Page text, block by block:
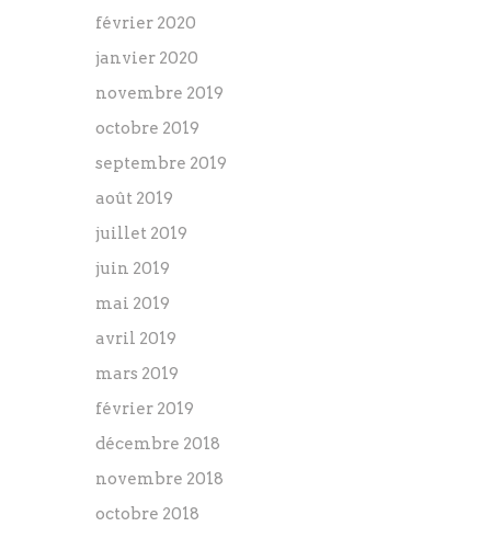
février 2020
janvier 2020
novembre 2019
octobre 2019
septembre 2019
août 2019
juillet 2019
juin 2019
mai 2019
avril 2019
mars 2019
février 2019
décembre 2018
novembre 2018
octobre 2018